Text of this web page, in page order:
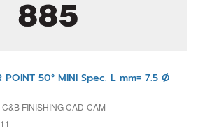
POINT 50° MINI Spec. L mm= 7.5 Ø
FINISHING CAD-CAM